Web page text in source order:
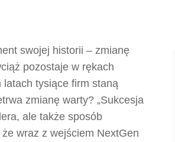
swojej historii – zmianę
pozostaje w rękach
latach tysiące firm staną
zmianę warty? „Sukcesja
ale także sposób
wraz z wejściem NextGen